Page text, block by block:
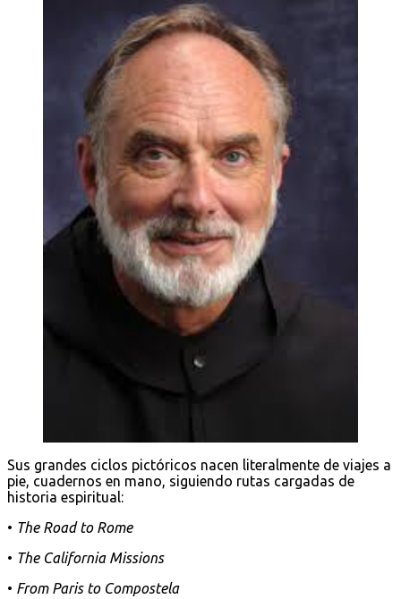
Sus grandes ciclos pictóricos nacen literalmente de viajes a
pie, cuadernos en mano, siguiendo rutas cargadas de
historia espiritual:
• The Road to Rome
• The California Missions
• From Paris to Compostela